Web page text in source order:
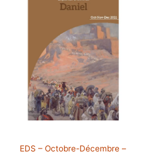
EDS – Octobre-Décembre –
à
5.00 $